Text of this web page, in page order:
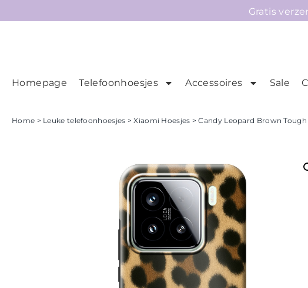
Gratis
Homepage Telefoonhoesjes Accessoires Sale
Home > Leuke telefoonhoesjes >Xiaomi Hoesjes > Candy Leopard Brown